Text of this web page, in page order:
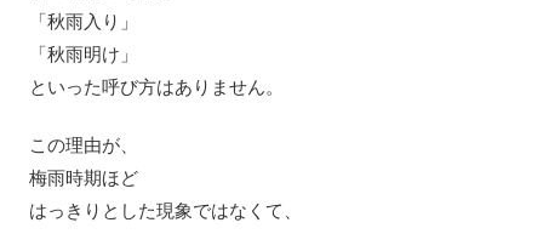
「秋雨入り」
「秋雨明け」
といった呼び方はありません。
この理由が、
梅雨時期ほど
はっきりとした現象ではなくて、